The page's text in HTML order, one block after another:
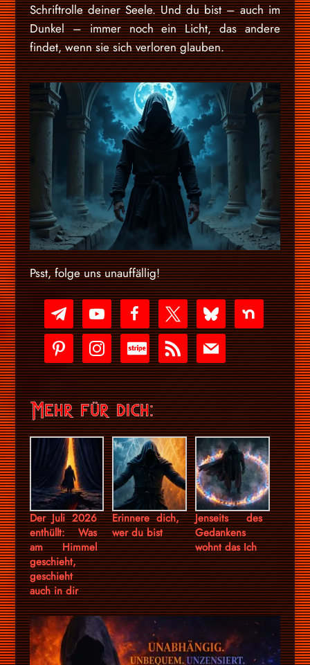
Schriftrolle deiner Seele. Und du bist – auch im
Dunkel – immer noch ein Licht, das andere
findet, wenn sie sich verloren glauben.
Psst, folge uns unauffällig!
telegramyoutube-
play
facebookx blueskynextdoor
pinterestinstagram
cc-
stripe
rss mail
Mehr für dich:
Der Juli 2026
enthüllt: Was
am Himmel
geschieht,
geschieht
auch in dir
Erinnere dich,
wer du bist
Jenseits des
Gedankens
wohnt das Ich